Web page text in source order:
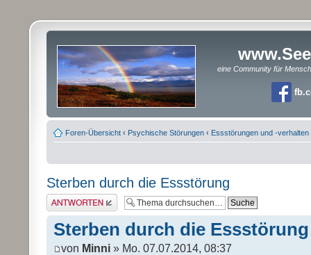
eine Community für
Foren-Übersicht ‹ Psychische Störungen ‹ Essstörungen und -verhalten
Sterben durch die Essstörung
Antwort erstellen
Sterben durch die Essstörung
von Minni » Mo. 07.07.2014, 08:37